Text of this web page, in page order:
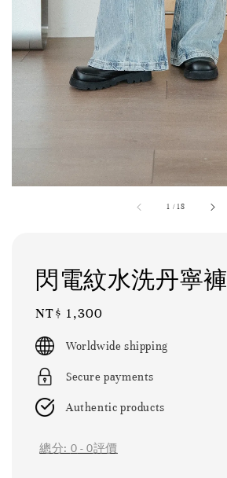
1 /18
閃電紋水洗丹寧褲
Regular
price
NT$ 1,300
Worldwide shipping
Secure payments
Authentic products
總分: 0 - 0評價